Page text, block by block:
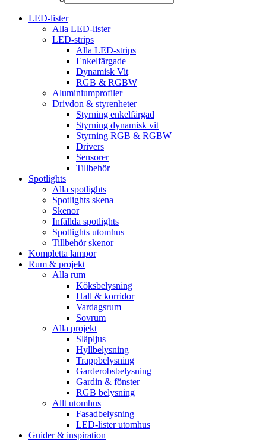
LED-lister
Alla LED-lister
LED-strips
Alla LED-strips
Enkelfärgade
Dynamisk Vit
RGB & RGBW
Aluminiumprofiler
Drivdon & styrenheter
Styrning enkelfärgad
Styrning dynamisk vit
Styrning RGB & RGBW
Drivers
Sensorer
Tillbehör
Spotlights
Alla spotlights
Spotlights skena
Skenor
Infällda spotlights
Spotlights utomhus
Tillbehör skenor
Kompletta lampor
Rum & projekt
Alla rum
Köksbelysning
Hall & korridor
Vardagsrum
Sovrum
Alla projekt
Släpljus
Hyllbelysning
Trappbelysning
Garderobsbelysning
Gardin & fönster
RGB belysning
Allt utomhus
Fasadbelysning
LED-lister utomhus
Guider & inspiration